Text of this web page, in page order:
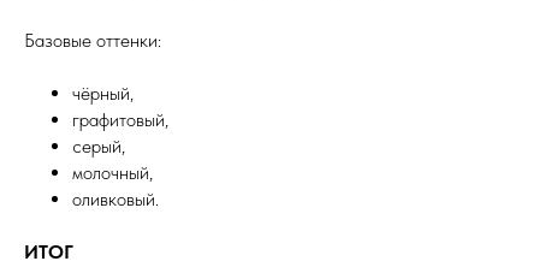
Базовые оттенки:
чёрный,
графитовый,
серый,
молочный,
оливковый.
ИТОГ